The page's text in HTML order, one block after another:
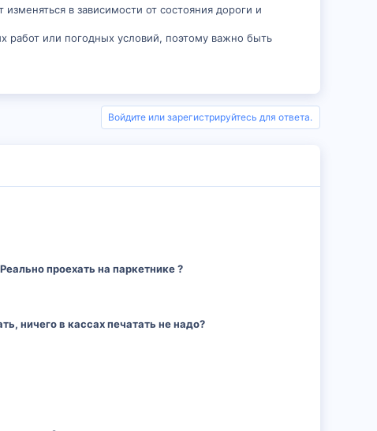
в зависимости от состояния дороги и
или погодных условий, поэтому важно быть
Войдите или зарегистрируйтесь для ответа.
проехать на паркетнике ?
ничего в кассах печатать не надо?